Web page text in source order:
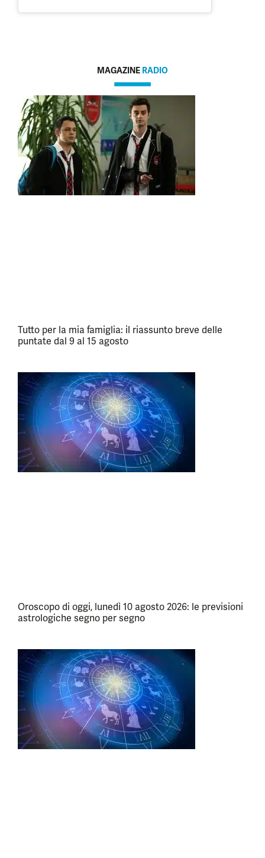
MAGAZINE RADIO
Tutto per la mia famiglia: il riassunto breve delle
puntate dal 9 al 15 agosto
Oroscopo di oggi, lunedì 10 agosto 2026: le previsioni
astrologiche segno per segno